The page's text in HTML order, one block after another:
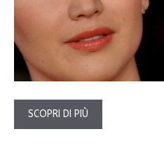
SCOPRI DI PIÙ